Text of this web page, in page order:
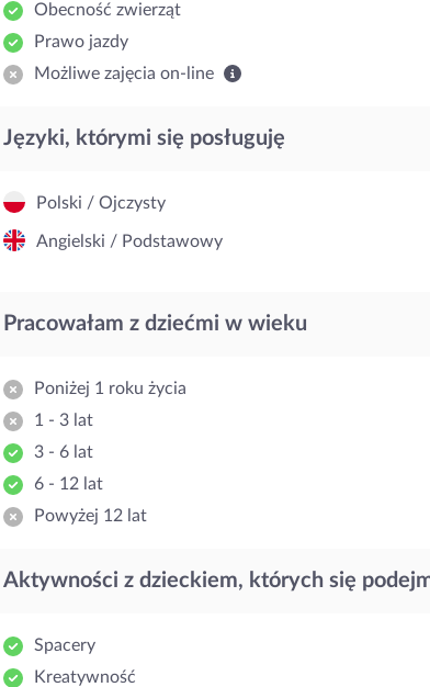
Obecność zwierząt
Prawo jazdy
Możliwe zajęcia on-line
Języki, którymi się posługuję
Polski / Ojczysty
Angielski / Podstawowy
Pracowałam z dziećmi w wieku
Poniżej 1 roku życia
1 - 3 lat
3 - 6 lat
6 - 12 lat
Powyżej 12 lat
Aktywności z dzieckiem, których się
Spacery
Kreatywność